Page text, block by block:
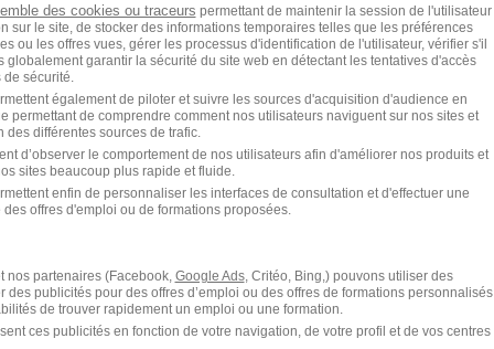
des cookies ou traceurs permettant de maintenir la session de l'utilisateur
sur le site, de stocker des informations temporaires telles que les préférences
ou les offres vues, gérer les processus d'identification de l'utilisateur, vérifier s'il
globalement garantir la sécurité du site web en détectant les tentatives d'accès
sécurité.
également de piloter et suivre les sources d'acquisition d'audience en
permettant de comprendre comment nos utilisateurs naviguent sur nos sites et
différentes sources de trafic.
d’observer le comportement de nos utilisateurs afin d'améliorer nos produits et
sites beaucoup plus rapide et fluide.
enfin de personnaliser les interfaces de consultation et d'effectuer une
offres d'emploi ou de formations proposées.
nos partenaires (Facebook, Google Ads, Critéo, Bing,) pouvons utiliser des
des publicités pour des offres d’emploi ou des offres de formations personnalisés
de trouver rapidement un emploi ou une formation.
ces publicités en fonction de votre navigation, de votre profil et de vos centres